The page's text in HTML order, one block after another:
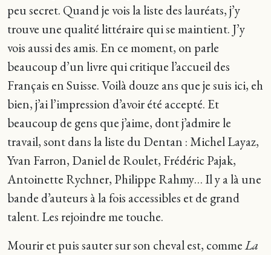
peu secret. Quand je vois la liste des lauréats, j’y
trouve une qualité littéraire qui se maintient. J’y
vois aussi des amis. En ce moment, on parle
beaucoup d’un livre qui critique l’accueil des
Français en Suisse. Voilà douze ans que je suis ici, eh
bien, j’ai l’impression d’avoir été accepté. Et
beaucoup de gens que j’aime, dont j’admire le
travail, sont dans la liste du Dentan : Michel Layaz,
Yvan Farron, Daniel de Roulet, Frédéric Pajak,
Antoinette Rychner, Philippe Rahmy… Il y a là une
bande d’auteurs à la fois accessibles et de grand
talent. Les rejoindre me touche.
Mourir et puis sauter sur son cheval est, commeLa